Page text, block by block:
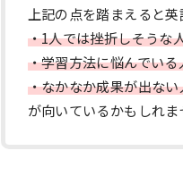
上記の点を踏まえると
・1人では挫折しそうな
・学習方法に悩んでいる
・なかなか成果が出ない
が向いているかもしれま